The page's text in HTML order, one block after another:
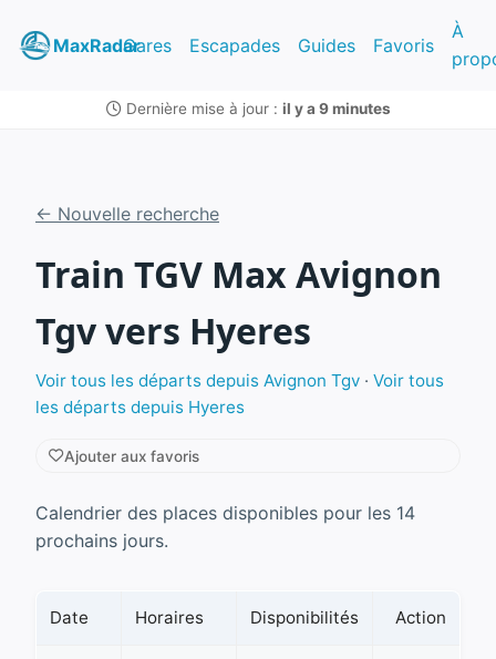
MaxRadarGares Escapades Guides Favoris
À
Dernière mise à jour : il y a 9 minutes
← Nouvelle recherche
Train TGV Max Avignon
Tgv vers Hyeres
Voir tous les départs depuis Avignon Tgv · Voir tous
les départs depuis Hyeres
Ajouter aux favoris
Calendrier des places disponibles pour les 14
prochains jours.
Date Horaires Disponibilités Action